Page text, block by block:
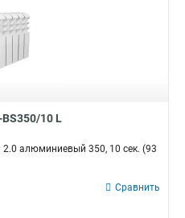
10 L
2.0 алюминиевый 350, 10 сек. (93
Сравнить